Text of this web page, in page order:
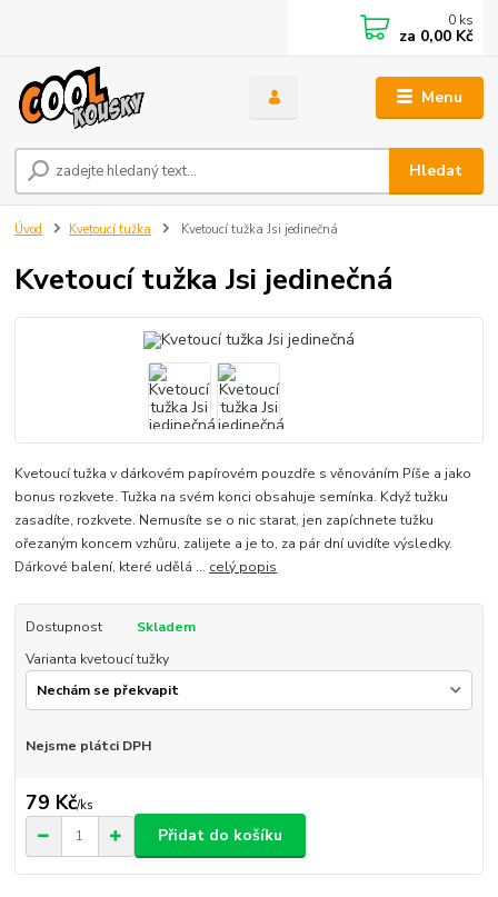
Menu
Hledat
0 ks
za 0,00 Kč
Úvod Kvetoucí tužka Kvetoucí tužka Jsi jedinečná
Kvetoucí tužka Jsi jedinečná
Kvetoucí tužka v dárkovém papírovém pouzdře s věnováním Píše a jako
bonus rozkvete. Tužka na svém konci obsahuje semínka. Když tužku
zasadíte, rozkvete. Nemusíte se o nic starat, jen zapíchnete tužku
ořezaným koncem vzhůru, zalijete a je to, za pár dní uvidíte výsledky.
Dárkové balení, které udělá ... celý popis
Dostupnost
Skladem
Varianta kvetoucí tužky
Nejsme plátci DPH
79 Kč/ks
Přidat do košíku